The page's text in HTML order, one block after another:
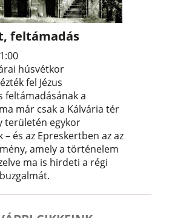
feltámadás
húsvétkor
fel Jézus
feltámadásának a
már csak a Kálvária tér
területén egykor
és az Epreskertben az az
amely a történelem
ma is hirdeti a régi